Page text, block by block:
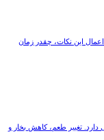
این نکات، چقدر زمان
تغییر طعم، کاهش بخار و